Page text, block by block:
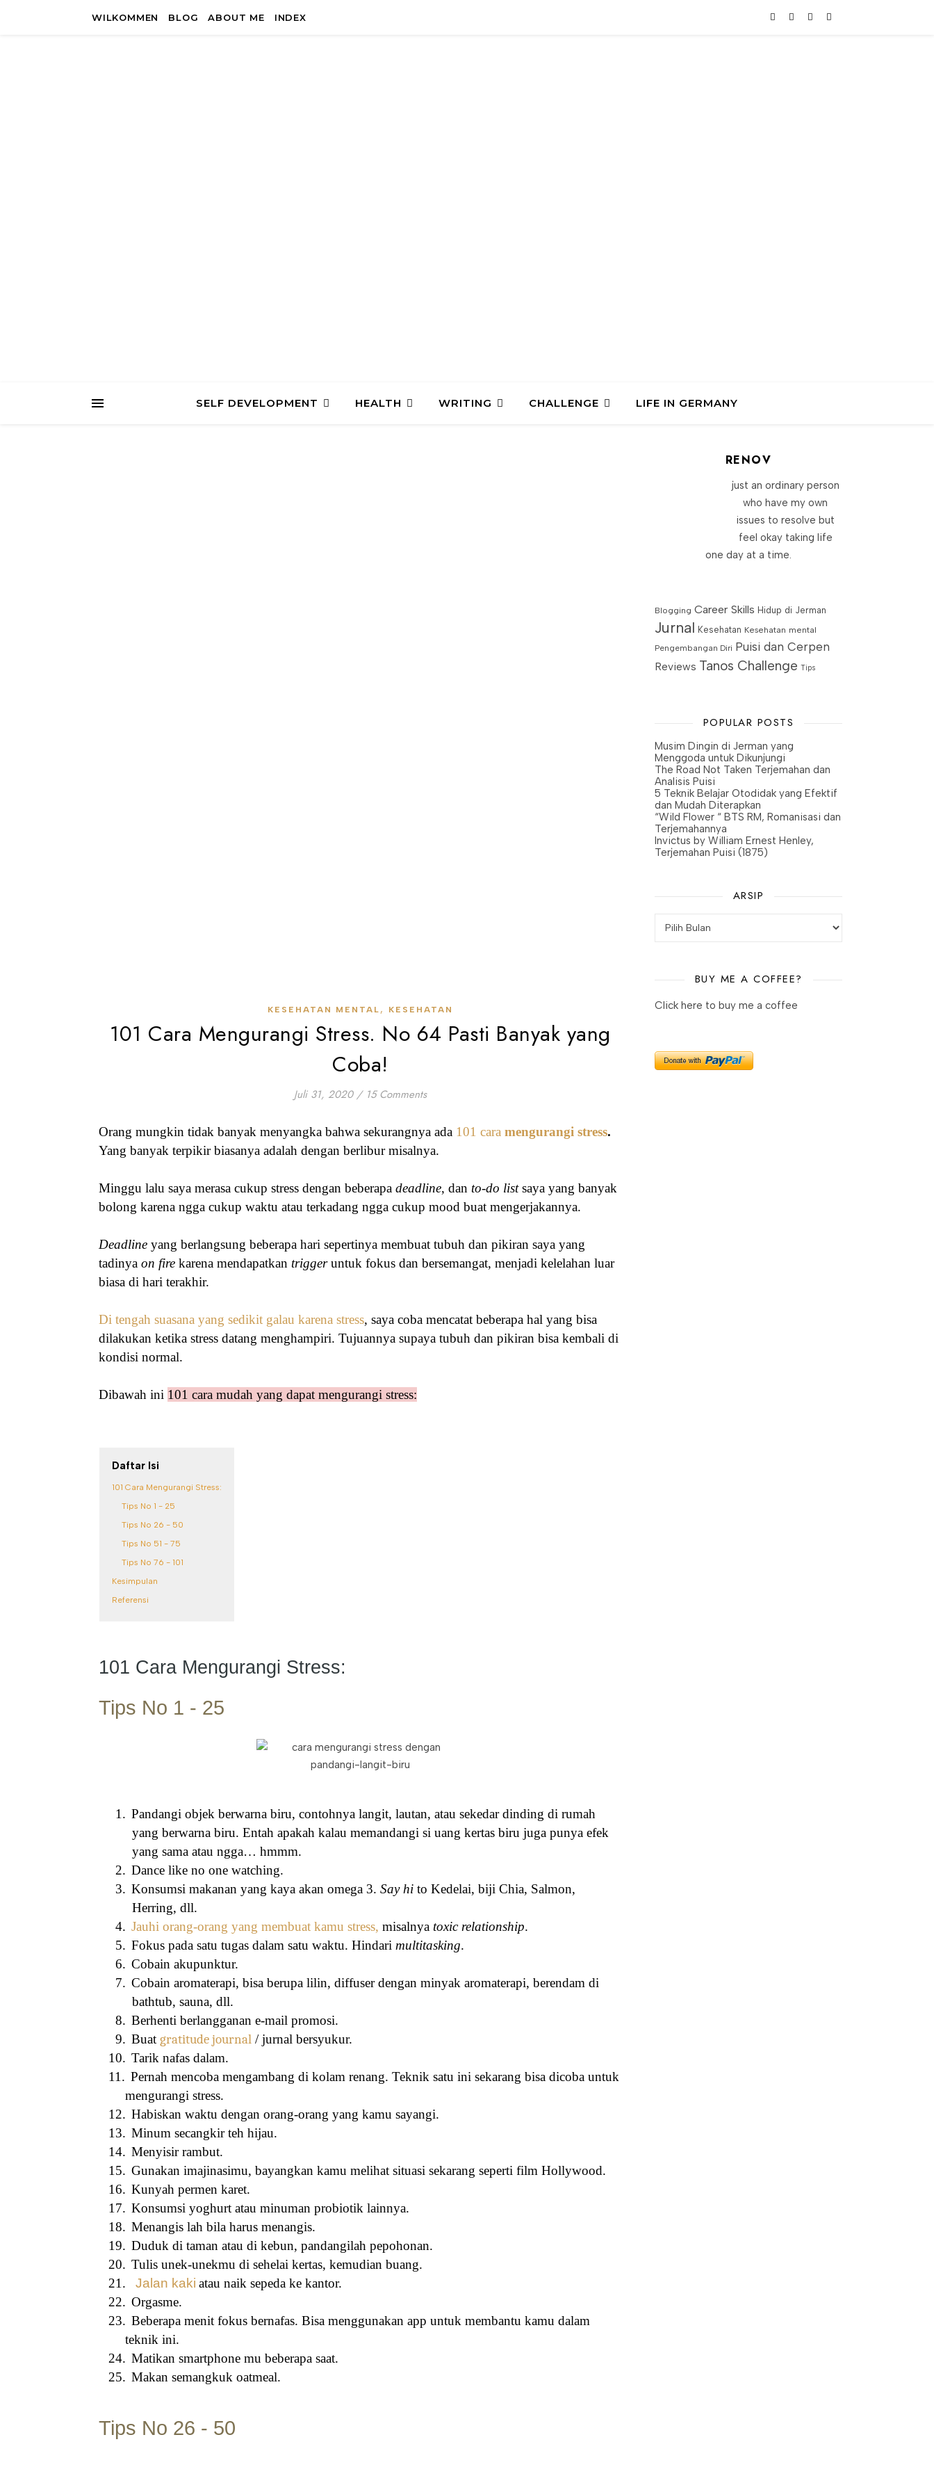
WILKOMMEN BLOG ABOUT ME INDEX
SELF DEVELOPMENT HEALTH WRITING CHALLENGE LIFE IN GERMANY
KESEHATAN MENTAL , KESEHATAN
101 Cara Mengurangi Stress. No 64 Pasti Banyak yang
Coba!
Juli 31, 2020 / 15 Comments
Orang mungkin tidak banyak menyangka bahwa sekurangnya ada 101 cara mengurangi stress.
Yang banyak terpikir biasanya adalah dengan berlibur misalnya.
Minggu lalu saya merasa cukup stress dengan beberapa deadline, dan to-do listsaya yang banyak
bolong karena ngga cukup waktu atau terkadang ngga cukup mood buat mengerjakannya.
Deadline yang berlangsung beberapa hari sepertinya membuat tubuh dan pikiran saya yang
tadinya on fire karena mendapatkan triggeruntuk fokus dan bersemangat, menjadi kelelahan luar
biasa di hari terakhir.
Di tengah suasana yang sedikit galau karena stress, saya coba mencatat beberapa hal yang bisa
dilakukan ketika stress datang menghampiri. Tujuannya supaya tubuh dan pikiran bisa kembali di
kondisi normal.
Dibawah ini 101 cara mudah yang dapat mengurangi stress:
Daftar Isi
101 Cara Mengurangi Stress:
Tips No 1 - 25
Tips No 26 - 50
Tips No 51 - 75
Tips No 76 - 101
Kesimpulan
Referensi
101 Cara Mengurangi Stress:
Tips No 1 - 25
1. Pandangi objek berwarna biru, contohnya langit, lautan, atau sekedar dinding di rumah
yang berwarna biru. Entah apakah kalau memandangi si uang kertas biru juga punya efek
yang sama atau ngga… hmmm.
2. Dance like no one watching.
3. Konsumsi makanan yang kaya akan omega 3. Say hi to Kedelai, biji Chia, Salmon,
Herring, dll.
4. Jauhi orang-orang yang membuat kamu stress, misalnya toxic relationship.
5. Fokus pada satu tugas dalam satu waktu. Hindari multitasking.
6. Cobain akupunktur.
7. Cobain aromaterapi, bisa berupa lilin, diffuser dengan minyak aromaterapi, berendam di
bathtub, sauna, dll.
8. Berhenti berlangganan e-mail promosi.
9. Buat gratitude journal / jurnal bersyukur.
10. Tarik nafas dalam.
11. Pernah mencoba mengambang di kolam renang. Teknik satu ini sekarang bisa dicoba untuk
mengurangi stress.
12. Habiskan waktu dengan orang-orang yang kamu sayangi.
13. Minum secangkir teh hijau.
14. Menyisir rambut.
15. Gunakan imajinasimu, bayangkan kamu melihat situasi sekarang seperti film Hollywood.
16. Kunyah permen karet.
17. Konsumsi yoghurt atau minuman probiotik lainnya.
18. Menangis lah bila harus menangis.
19. Duduk di taman atau di kebun, pandangilah pepohonan.
20. Tulis unek-unekmu di sehelai kertas, kemudian buang.
21.
Jalan kaki atau naik sepeda ke kantor.
22. Orgasme.
23. Beberapa menit fokus bernafas. Bisa menggunakan app untuk membantu kamu dalam
teknik ini.
24. Matikan smartphone mu beberapa saat.
25. Makan semangkuk oatmeal.
Tips No 26 - 50
RENOV
just an ordinary person
who have my own
issues to resolve but
feel okay taking life
one day at a time.
Blogging Career Skills Hidup di Jerman
Jurnal Kesehatan Kesehatan mental
Pengembangan Diri Puisi dan Cerpen
Reviews Tanos Challenge Tips
POPULAR POSTS
Musim Dingin di Jerman yang
Menggoda untuk Dikunjungi
The Road Not Taken Terjemahan dan
Analisis Puisi
5 Teknik Belajar Otodidak yang Efektif
dan Mudah Diterapkan
“Wild Flower “ BTS RM, Romanisasi dan
Terjemahannya
Invictus by William Ernest Henley,
Terjemahan Puisi (1875)
ARSIP
BUY ME A COFFEE?
Click here to buy me a coffee